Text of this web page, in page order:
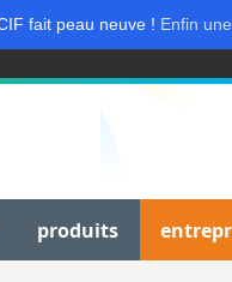
fait peau neuve ! Enfin
produits